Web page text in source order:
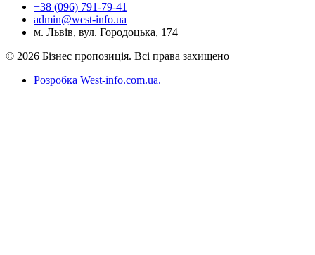
+38 (096) 791-79-41
admin@west-info.ua
м. Львів, вул. Городоцька, 174
© 2026 Бізнес пропозиція. Всі права захищено
Розробка West-info.com.ua.